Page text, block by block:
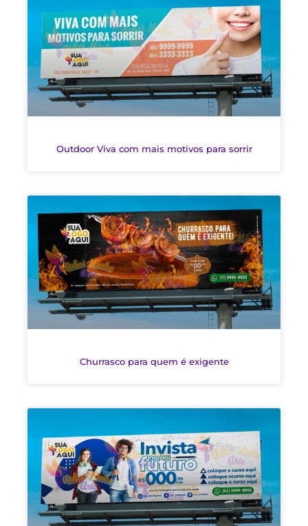
Outdoor Viva com mais motivos para sorrir
Churrasco para quem é exigente